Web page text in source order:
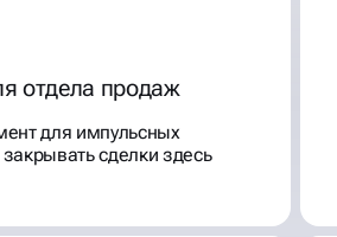
отдела продаж
для импульсных
сделки здесь